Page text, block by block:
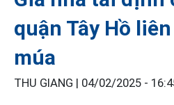
quận Tây Hồ
múa
THU GIANG | 04/02/2025 -